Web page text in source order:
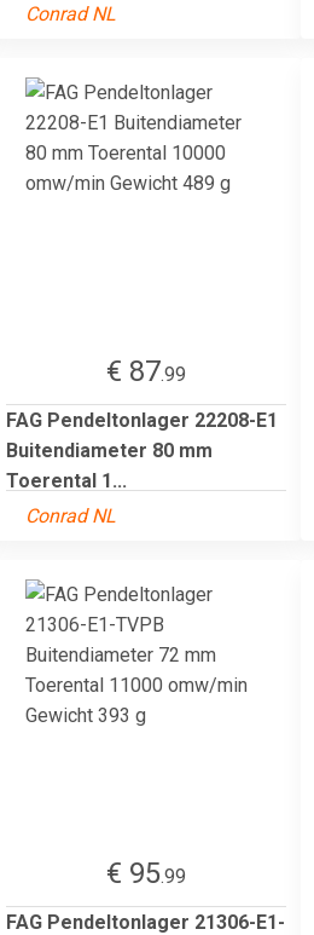
Conrad NL
€ 87.99
FAG Pendeltonlager 22208-E1
Buitendiameter 80 mm
Toerental 1...
Conrad NL
€ 95.99
FAG Pendeltonlager 21306-E1-